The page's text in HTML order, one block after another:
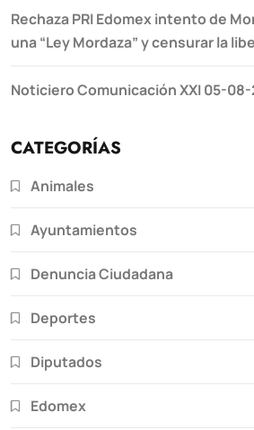
Rechaza PRI Edomex intento de
una “Ley Mordaza” y censurar la
Noticiero Comunicación XXI 05-
CATEGORÍAS
Animales
Ayuntamientos
Denuncia Ciudadana
Deportes
Diputados
Edomex